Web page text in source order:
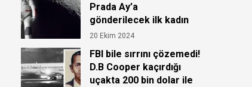
Prada Ay’a
gönderilecek ilk kadın
astronot için kıyafet
20 Ekim 2024
FBI bile sırrını çözemedi!
D.B Cooper kaçırdığı
uçakta 200 bin dolar ile